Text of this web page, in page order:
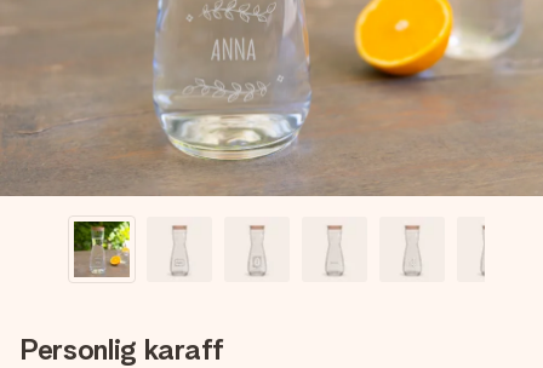
namn, ditt foto eller ett meddelande som verkligen berör
hennes hjärta. Inget krångel, bara med all kärlek för stunden.
Personlig karaff